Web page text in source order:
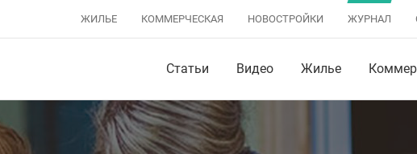
ЖИЛЬЕ КОММЕРЧЕСКАЯ НОВОСТРОЙКИ ЖУРНАЛ
Статьи Видео Жилье